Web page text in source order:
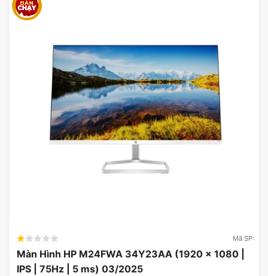
Các Tính Năng Đặc Biệt
Mã SP:
Màn Hình HP M24FWA 34Y23AA (1920 x 1080 |
IPS | 75Hz | 5 ms) 03/2025